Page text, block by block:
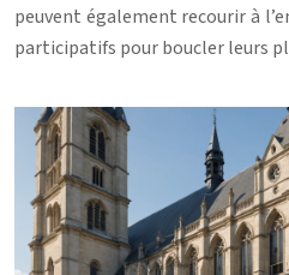
peuvent également recourir à
participatifs pour boucler leurs